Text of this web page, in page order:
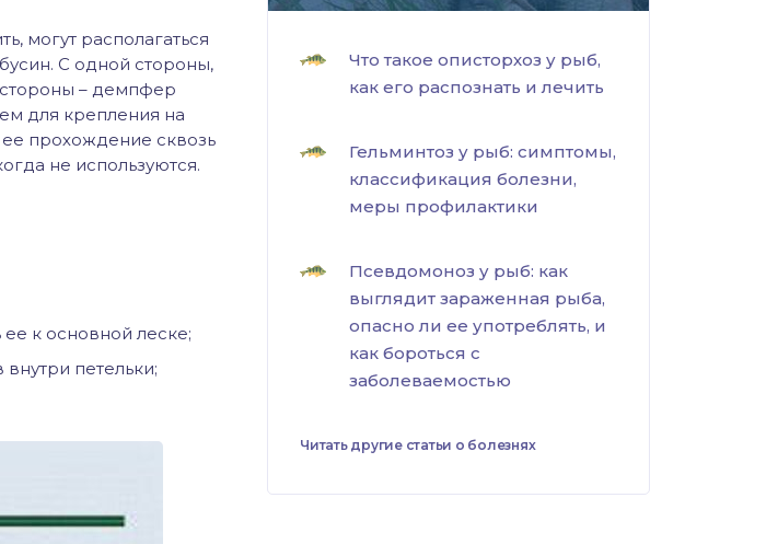
могут располагаться
С одной стороны,
– демпфер
для крепления на
ее прохождение сквозь
не используются.
к основной леске;
петельки;
Что такое описторхоз у рыб,
как его распознать и лечить
Гельминтоз у рыб: симптомы,
классификация болезни,
меры профилактики
Псевдомоноз у рыб: как
выглядит зараженная рыба,
опасно ли ее употреблять, и
как бороться с
заболеваемостью
Читать другие статьи о болезнях